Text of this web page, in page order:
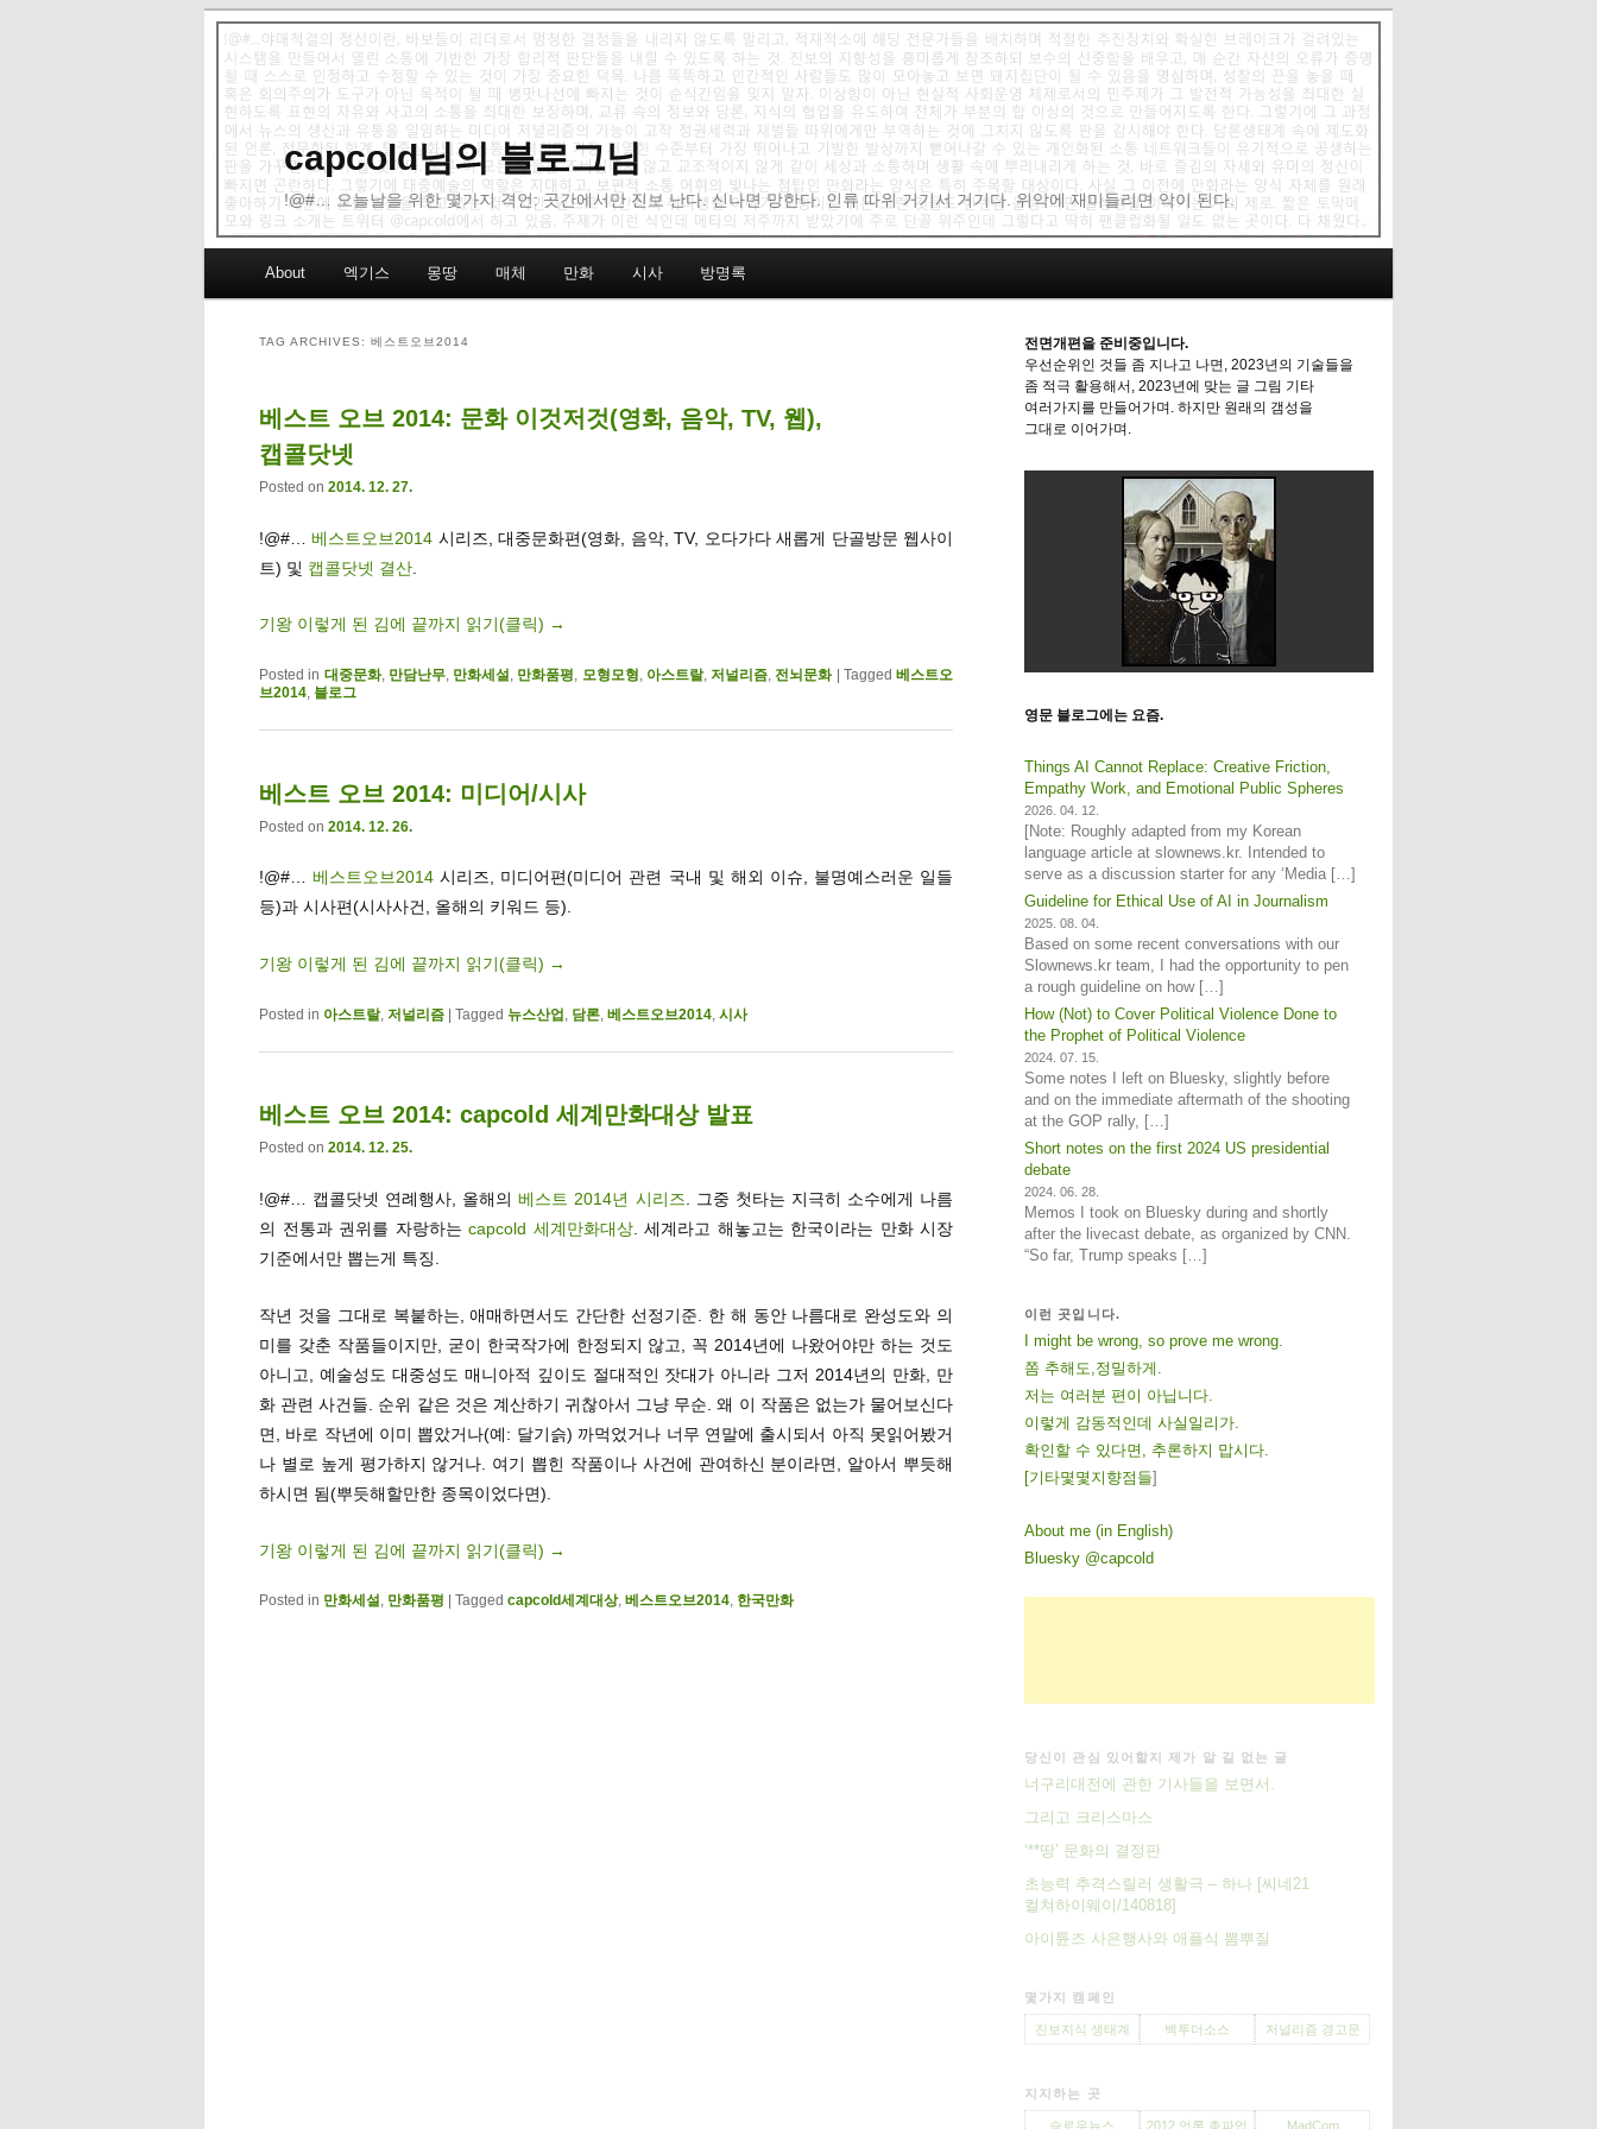
capcold님의 블로그님
!@#… 오늘날을 위한 몇가지 격언: 곳간에서만 진보 난다. 신나면 망한다. 인류 따위 거기서 거기다. 위악에 재미들리면 악이 된다.
Skip to primary content
Skip to secondary content
About 엑기스 몽땅 매체 만화 시사 방명록
TAG ARCHIVES: 베스트오브2014
베스트 오브 2014: 문화 이것저것(영화, 음악, TV, 웹),
캡콜닷넷
Posted on 2014. 12. 27.
!@#…베스트오브2014 시리즈, 대중문화편(영화, 음악, TV, 오다가다 새롭게 단골방문 웹사이
트) 및 캡콜닷넷 결산
기왕 이렇게 된 김에 끝까지 읽기(클릭) →
Posted in 대중문화, 만담난무, 만화세설, 만화품평, 모형모형, 아스트랄, 저널리즘, 전뇌문화 Tagged 베스트오
브2014, 블로그
베스트 오브 2014: 미디어/시사
Posted on 2014. 12. 26.
!@#…베스트오브2014 시리즈, 미디어편(미디어 관련 국내 및 해외 이슈, 불명예스러운 일들
등)과 시사편(시사사건, 올해의 키워드 등).
기왕 이렇게 된 김에 끝까지 읽기(클릭) →
Posted in 아스트랄, 저널리즘 | Tagged 뉴스산업 담론 베스트오브2014 시사
베스트 오브 2014: capcold 세계만화대상 발표
Posted on 2014. 12. 25.
!@#… 캡콜닷넷 연례행사, 올해의베스트 2014년 시리즈 . 그중 첫타는 지극히 소수에게 나름
의 전통과 권위를 자랑하는 capcold 세계만화대상. 세계라고 해놓고는 한국이라는 만화 시장
기준에서만 뽑는게 특징.
작년 것을 그대로 복붙하는, 애매하면서도 간단한 선정기준. 한 해 동안 나름대로 완성도와 의
미를 갖춘 작품들이지만, 굳이 한국작가에 한정되지 않고, 꼭 2014년에 나왔어야만 하는 것도
아니고, 예술성도 대중성도 매니아적 깊이도 절대적인 잣대가 아니라 그저 2014년의 만화, 만
화 관련 사건들. 순위 같은 것은 계산하기 귀찮아서 그냥 무순. 왜 이 작품은 없는가 물어보신다
면, 바로 작년에 이미 뽑았거나(예: 달기슭) 까먹었거나 너무 연말에 출시되서 아직 못읽어봤거
나 별로 높게 평가하지 않거나. 여기 뽑힌 작품이나 사건에 관여하신 분이라면, 알아서 뿌듯해
하시면 됨(뿌듯해할만한 종목이었다면).
기왕 이렇게 된 김에 끝까지 읽기(클릭) →
Posted in 만화세설, 만화품평 Tagged capcold세계대상, 베스트오브2014, 한국만화
전면개편을 준비중입니다.
우선순위인 것들 좀 지나고 나면, 2023년의 기술들을
좀 적극 활용해서, 2023년에 맞는 글 그림 기타
여러가지를 만들어가며. 하지만 원래의 갬성을
그대로 이어가며.
영문 블로그에는 요즘.
Things AI Cannot Replace: Creative Friction,
Empathy Work, and Emotional Public Spheres
2026. 04. 12.
[Note: Roughly adapted from my Korean
language article at slownews.kr. Intended to
serve as a discussion starter for any ‘Media […]
Guideline for Ethical Use of AI in Journalism
2025. 08. 04.
Based on some recent conversations with our
Slownews.kr team, I had the opportunity to pen
a rough guideline on how […]
How (Not) to Cover Political Violence Done to
the Prophet of Political Violence
2024. 07. 15.
Some notes I left on Bluesky, slightly before
and on the immediate aftermath of the shooting
at the GOP rally, […]
Short notes on the first 2024 US presidential
debate
2024. 06. 28.
Memos I took on Bluesky during and shortly
after the livecast debate, as organized by CNN.
“So far, Trump speaks […]
이런 곳입니다.
I might be wrong, so prove me wrong.
쫌 추해도,정밀하게.
저는 여러분 편이 아닙니다.
이렇게 감동적인데 사실일리가.
확인할 수 있다면, 추론하지 맙시다.
[기 타몇 몇 지 향점 들]
About me (in English)
Bluesky @capcold
당신이 관심 있어할지 제가 알 길 없는 글
너구리대전에 관한 기사들을 보면서.
그리고 크리스마스
‘**땅’ 문화의 결정판
초능력 추격스릴러 생활극 – 하나 [씨네21
컬쳐하이웨이/140818]
아이튠즈 사은행사와 애플식 뽐뿌질
몇가지 캠페인
진보지식 생태계 백투더소스 저널리즘 경고문
지지하는 곳
슬로우뉴스 2012 언론 총파업 MadCom